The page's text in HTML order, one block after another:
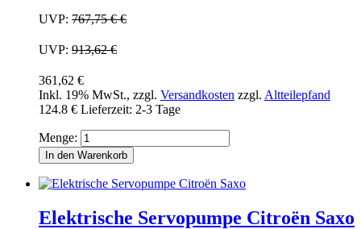
UVP: 767,75 €€
UVP: 913,62 €
361,62 €
Inkl. 19% MwSt., zzgl. Versandkosten zzgl. Altteilepfand
124.8 € Lieferzeit: 2-3 Tage
Menge:
In den Warenkorb
Elektrische Servopumpe Citroën Saxo